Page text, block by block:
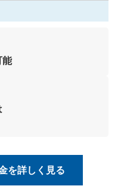
能
を詳しく見る